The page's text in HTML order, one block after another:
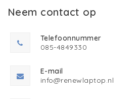
Neem contact op
Telefoonnummer
085-4849330
E-mail
info@renewlaptop.nl